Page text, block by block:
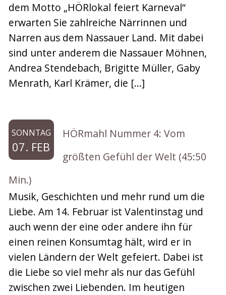
dem Motto „HÖRlokal feiert Karneval“
erwarten Sie zahlreiche Närrinnen und
Narren aus dem Nassauer Land. Mit dabei
sind unter anderem die Nassauer Möhnen,
Andrea Stendebach, Brigitte Müller, Gaby
Menrath, Karl Krämer, die […]
SONNTAG
07. FEB
HÖRmahl Nummer 4: Vom
größten Gefühl der Welt (45:50
Min.)
Musik, Geschichten und mehr rund um die
Liebe. Am 14. Februar ist Valentinstag und
auch wenn der eine oder andere ihn für
einen reinen Konsumtag hält, wird er in
vielen Ländern der Welt gefeiert. Dabei ist
die Liebe so viel mehr als nur das Gefühl
zwischen zwei Liebenden. Im heutigen